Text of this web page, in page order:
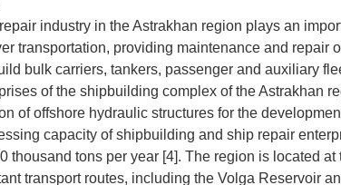
industry in the Astrakhan region plays an
transportation, providing maintenance and repair
bulk carriers, tankers, passenger and auxiliary
of the shipbuilding complex of the Astrakhan
of offshore hydraulic structures for the
capacity of shipbuilding and ship repair
thousand tons per year [4]. The region is located at
transport routes, including the Volga Reservoir